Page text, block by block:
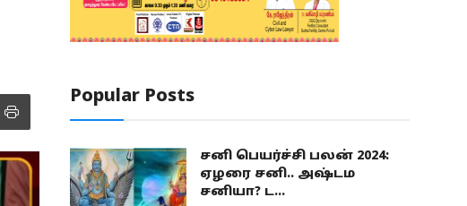
Popular Posts
சனி பெயர்ச்சி பலன் 2024:
ஏழரை சனி.. அஷ்டம
சனியா? ட...